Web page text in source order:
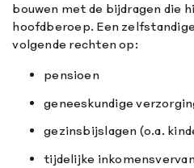
bouwen met de bijdragen die
hoofdberoep. Een
volgende rechten op:
pensioen
geneeskundige
gezinsbijslagen (o.a.
tijdelijke